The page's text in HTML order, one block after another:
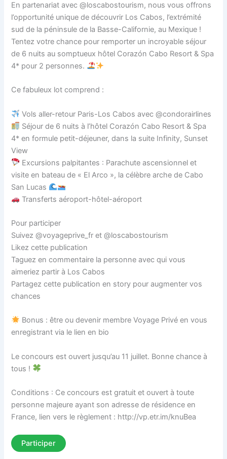
En partenariat avec @loscabostourism, nous vous offrons
l’opportunité unique de découvrir Los Cabos, l’extrémité
sud de la péninsule de la Basse-Californie, au Mexique !
Tentez votre chance pour remporter un incroyable séjour
de 6 nuits au somptueux hôtel Corazón Cabo Resort & Spa
4* pour 2 personnes.
Ce fabuleux lot comprend :
Vols aller-retour Paris-Los Cabos avec @condorairlines
Séjour de 6 nuits à l’hôtel Corazón Cabo Resort & Spa
4* en formule petit-déjeuner, dans la suite Infinity, Sunset
View
Excursions palpitantes : Parachute ascensionnel et
visite en bateau de « El Arco », la célèbre arche de Cabo
San Lucas
Transferts aéroport-hôtel-aéroport
Pour participer
Suivez @voyageprive_fr et @loscabostourism
Likez cette publication
Taguez en commentaire la personne avec qui vous
aimeriez partir à Los Cabos
Partagez cette publication en story pour augmenter vos
chances
Bonus : être ou devenir membre Voyage Privé en vous
enregistrant via le lien en bio
Le concours est ouvert jusqu’au 11 juillet. Bonne chance à
tous !
Conditions : Ce concours est gratuit et ouvert à toute
personne majeure ayant son adresse de résidence en
France, lien vers le règlement : http://vp.etr.im/knuBea
Participer